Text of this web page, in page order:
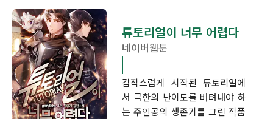
튜토리얼이 너무 어렵다
네이버웹툰
갑작스럽게 시작된 튜토리얼에
서 극한의 난이도를 버텨내야 하
는 주인공의 생존기를 그린 작품